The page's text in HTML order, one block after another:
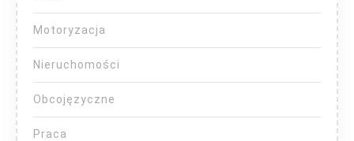
Motoryzacja
Nieruchomości
Obcojęzyczne
Praca